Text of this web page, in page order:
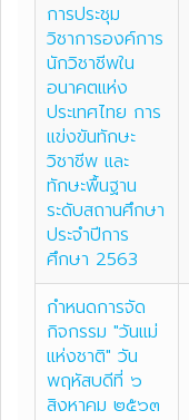
การประชุม
วิชาการองค์การ
นักวิชาชีพใน
อนาคตแห่ง
ประเทศไทย การ
แข่งขันทักษะ
วิชาชีพ และ
ทักษะพื้นฐาน
ระดับสถานศึกษา
ประจำปีการ
ศึกษา 2563
กำหนดการจัด
กิจกรรม "วันแม่
แห่งชาติ" วัน
พฤหัสบดีที่ ๖
สิงหาคม ๒๕๖๓